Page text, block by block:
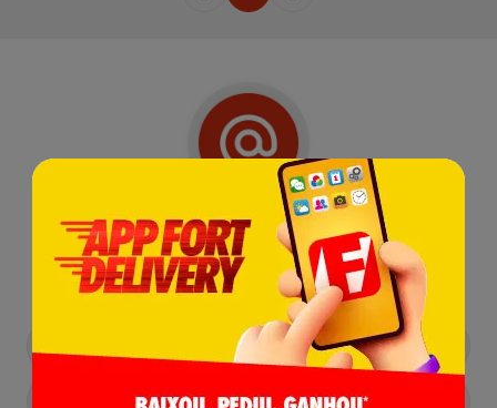
Receba nossas Novidades,
Lançamentos e Promoções!